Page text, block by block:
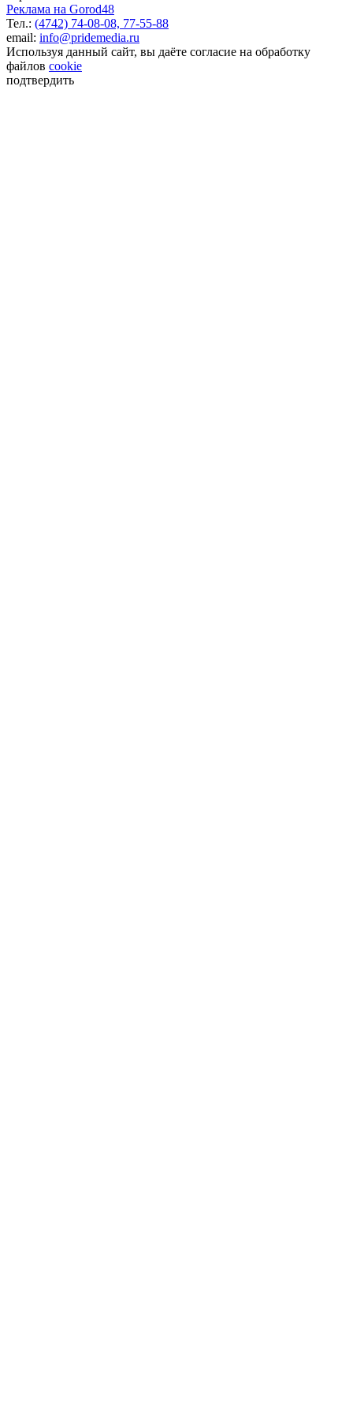
Реклама на Gorod48
Тел.: (4742) 74-08-08, 77-55-88
email: info@pridemedia.ru
Используя данный сайт, вы даёте согласие на обработку
файлов cookie
подтвердить